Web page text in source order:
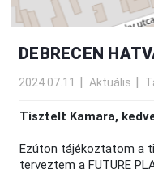
DEBRECEN
2024.07.11 Aktuális
Tisztelt Kamara,
Ezúton tájékoztatom a
terveztem a FUTURE